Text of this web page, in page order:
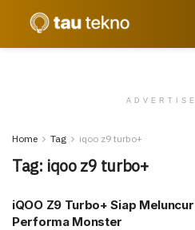
Home Tag iqoo z9 turbo+
Tag: iqoo z9 turbo+
iQOO Z9 Turbo+ Siap
Performa Monster